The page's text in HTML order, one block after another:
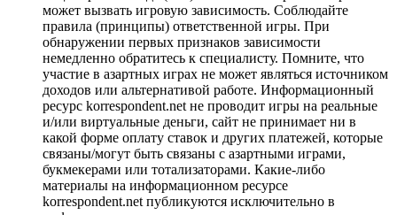
может вызвать игровую зависимость. Соблюдайте
правила (принципы) ответственной игры. При
обнаружении первых признаков зависимости
немедленно обратитесь к специалисту. Помните, что
участие в азартных играх не может являться источником
доходов или альтернативой работе. Информационный
ресурс korrespondent.net не проводит игры на реальные
и/или виртуальные деньги, сайт не принимает ни в
какой форме оплату ставок и других платежей, которые
связаны/могут быть связаны с азартными играми,
букмекерами или тотализаторами. Какие-либо
материалы на информационном ресурсе
korrespondent.net публикуются исключительно в